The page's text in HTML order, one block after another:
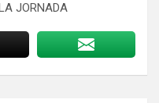
JORNADA